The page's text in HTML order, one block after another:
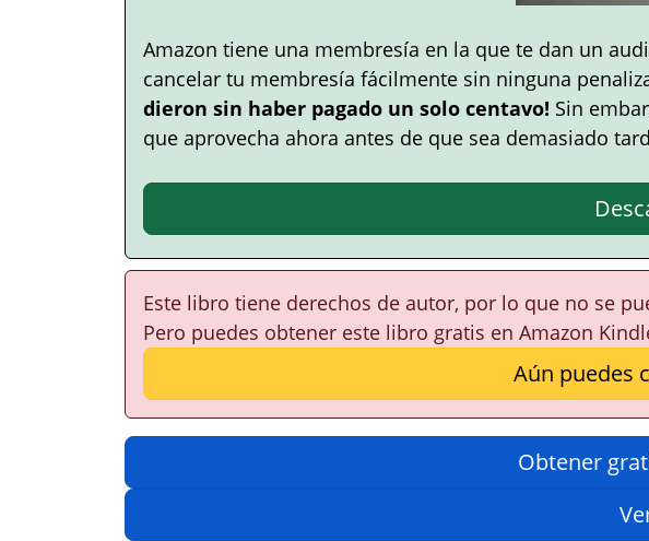
Amazon tiene una membresía en la que te dan un
cancelar tu membresía fácilmente sin ninguna
dieron sin haber pagado un solo centavo! Sin
que aprovecha ahora antes de que sea demasiado
Este libro tiene derechos de autor, por lo que no se
Pero puedes obtener este libro gratis en Amazon
Aún puedes
Obtener